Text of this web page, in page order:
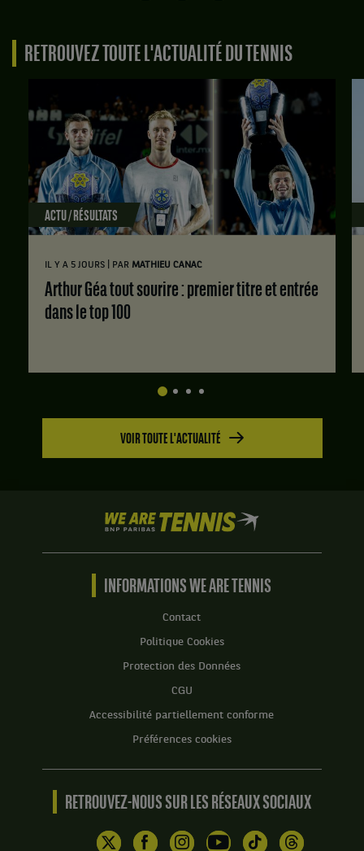
RETROUVEZ TOUTE L'ACTUALITÉ DU TENNIS
ACTU / RÉSULTATS
IL Y A 5 JOURS PAR MATHIEU CANAC
Arthur Géa tout sourire : premier titre et entrée
dans le top 100
VOIR TOUTE L'ACTUALITÉ
We
are
Tennis
BNP
Accueil
INFORMATIONS WE ARE TENNIS
Contact
Politique Cookies
Protection des Données
CGU
Accessibilité partiellement conforme
Préférences cookies
RETROUVEZ-NOUS SUR LES RÉSEAUX SOCIAUX